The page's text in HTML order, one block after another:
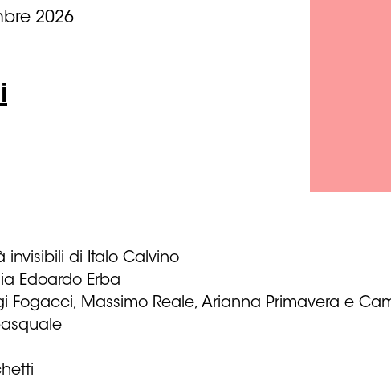
2026
invisibili di Italo Calvino
Edoardo Erba
Fogacci, Massimo Reale, Arianna Primavera e